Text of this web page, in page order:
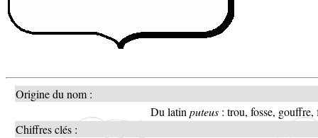
Origine du nom :
Du latin puteus : trou, fosse, gouffre,
Chiffres clés :